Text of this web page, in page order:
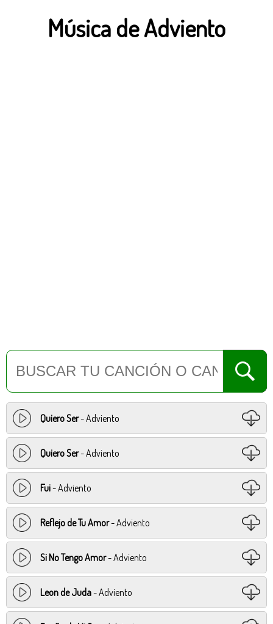
Música de Adviento
Quiero Ser- Adviento
Quiero Ser- Adviento
Fui- Adviento
Reflejo de Tu Amor- Adviento
Si No Tengo Amor- Adviento
Leon de Juda- Adviento